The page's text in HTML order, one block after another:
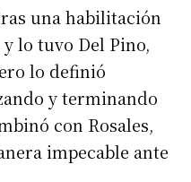
una habilitación
lo tuvo Del Pino,
lo definió
y terminando
con Rosales,
impecable ante